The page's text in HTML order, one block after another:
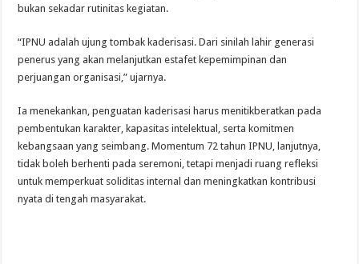
bukan sekadar rutinitas kegiatan.
“IPNU adalah ujung tombak kaderisasi. Dari sinilah lahir generasi
penerus yang akan melanjutkan estafet kepemimpinan dan
perjuangan organisasi,” ujarnya.
Ia menekankan, penguatan kaderisasi harus menitikberatkan pada
pembentukan karakter, kapasitas intelektual, serta komitmen
kebangsaan yang seimbang. Momentum 72 tahun IPNU, lanjutnya,
tidak boleh berhenti pada seremoni, tetapi menjadi ruang refleksi
untuk memperkuat soliditas internal dan meningkatkan kontribusi
nyata di tengah masyarakat.